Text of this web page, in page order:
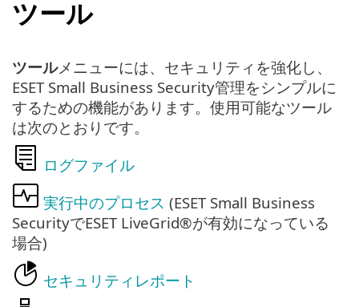
ツール
ツールメニューには、セキュリティを強化し、
ESET Small Business Security管理をシンプルに
するための機能があります。使用可能なツール
は次のとおりです。
ログファイル
実行中のプロセス (ESET Small Business
SecurityでESET LiveGrid®が有効になっている
場合)
セキュリティレポート